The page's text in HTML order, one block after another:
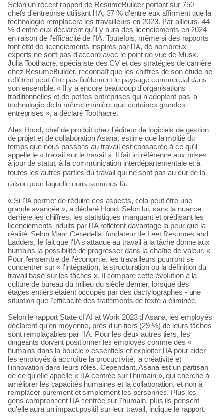
Selon un récent rapport de ResumeBuilder portant sur 750
chefs d'entreprise utilisant l'IA, 37 % d'entre eux affirment que la
technologie remplacera les travailleurs en 2023. Par ailleurs, 44
% d'entre eux déclarent qu'il y aura des licenciements en 2024
en raison de l'efficacité de l'IA. Toutefois, même si des rapports
font état de licenciements inspirés par l'IA, de nombreux
experts ne sont pas d'accord avec le point de vue de Musk.
Julia Toothacre, spécialiste des CV et des stratégies de carrière
chez ResumeBuilder, reconnaît que les chiffres de son étude ne
reflètent peut-être pas fidèlement le paysage commercial dans
son ensemble. « Il y a encore beaucoup d'organisations
traditionnelles et de petites entreprises qui n'adoptent pas la
technologie de la même manière que certaines grandes
entreprises », a déclaré Toothacre.
Alex Hood, chef de produit chez l'éditeur de logiciels de gestion
de projet et de collaboration Asana, estime que la moitié du
temps que nous passons au travail est consacrée à ce qu'il
appelle le « travail sur le travail ». Il fait ici référence aux mises
à jour de statut, à la communication interdépartementale et à
toutes les autres parties du travail qui ne sont pas au cur de la
raison pour laquelle nous sommes là.
« Si l'IA permet de réduire ces aspects, cela peut être une
grande avancée », a déclaré Hood. Selon lui, sans la nuance
derrière les chiffres, les statistiques marquant et prédisant les
licenciements induits par l'IA reflètent davantage la peur que la
réalité. Selon Marc Cenedella, fondateur de Leet Resumes and
Ladders, le fait que l'IA s'attaque au travail à la tâche donne aux
humains la possibilité de progresser dans la chaîne de valeur. «
Pour l'ensemble de l'économie, les travailleurs pourront se
concentrer sur « l'intégration, la structuration ou la définition du
travail basé sur les tâches ». Il compare cette évolution à la
culture de bureau du milieu du siècle dernier, lorsque des
étages entiers étaient occupés par des dactylographes - une
situation que l'efficacité des traitements de texte a éliminée.
Selon le rapport State of AI at Work 2023 d'Asana, les employés
déclarent qu'en moyenne, près d'un tiers (29 %) de leurs tâches
sont remplaçables par l'IA. Pour les deux autres tiers, les
dirigeants doivent positionner les employés comme des «
humains dans la boucle » essentiels et exploiter l'IA pour aider
les employés à accroître la productivité, la créativité et
l'innovation dans leurs rôles. Cependant, Asana est un partisan
de ce qu'elle appelle « l'IA centrée sur l'humain », qui cherche à
améliorer les capacités humaines et la collaboration, et non à
remplacer purement et simplement les personnes. Plus les
gens comprennent l'IA centrée sur l'humain, plus ils pensent
qu'elle aura un impact positif sur leur travail, indique le rapport.